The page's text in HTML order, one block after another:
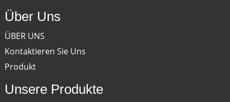
Über Uns
ÜBER UNS
Kontaktieren Sie Uns
Produkt
Unsere Produkte